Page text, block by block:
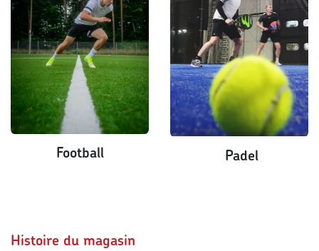
Football Padel
Histoire du magasin